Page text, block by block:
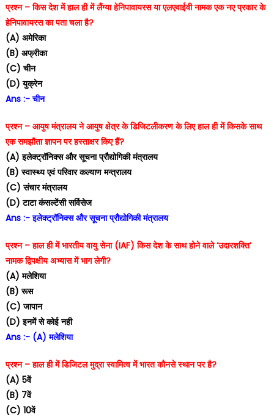
प्रश्न – किस देश में हाल ही में लैंग्या हेनिपावायरस या एलएवाईवी नामक एक नए प्रकार के
हेनिपावायरस का पता चला है?
(A) अमेरिका
(B) अफ्रीका
(C) चीन
(D) युक्रेन
Ans :- चीन
प्रश्न – आयुष मंत्रालय ने आयुष क्षेत्र के डिजिटलीकरण के लिए हाल ही में किसके साथ
एक समझौता ज्ञापन पर हस्ताक्षर किए हैं?
(A) इलेक्ट्रॉनिक्स और सूचना प्रौद्योगिकी मंत्रालय
(B) स्वास्थ्य एवं परिवार कल्याण मन्त्रालय
(C) संचार मंत्रालय
(D) टाटा कंसल्टेंसी सर्विसेज
Ans :- इलेक्ट्रॉनिक्स और सूचना प्रौद्योगिकी मंत्रालय
प्रश्न – हाल ही में भारतीय वायु सेना (IAF) किस देश के साथ होने वाले ‘उदारशक्ति’
नामक द्विपक्षीय अभ्यास में भाग लेगी?
(A) मलेशिया
(B) रूस
(C) जापान
(D) इनमें से कोई नही
Ans :- (A) मलेशिया
प्रश्न – हाल ही में डिजिटल मुद्रा स्वामित्व में भारत कौनसे स्थान पर है?
(A) 5वें
(B) 7वें
(C) 10वें